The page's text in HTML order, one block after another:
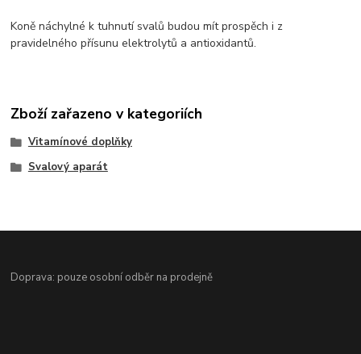
Koně náchylné k tuhnutí svalů budou mít prospěch i z
pravidelného přísunu elektrolytů a antioxidantů.
Zboží zařazeno v kategoriích
Vitamínové doplňky
Svalový aparát
Doprava: pouze osobní odběr na prodejně